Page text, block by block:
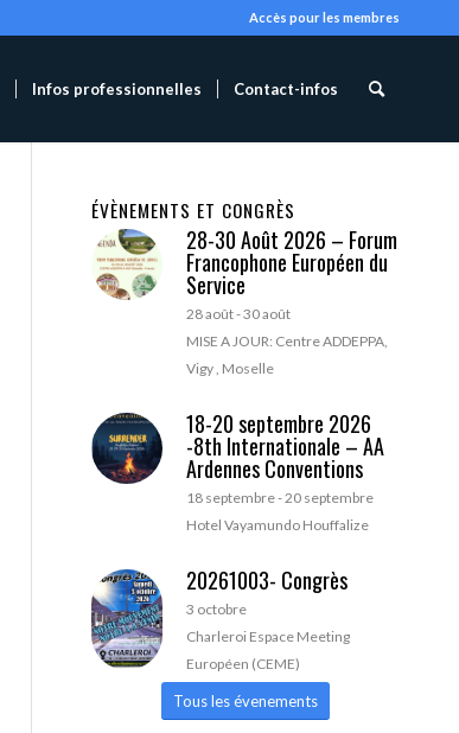
Accès pour les membres
Infos professionnelles Contact-infos
ÉVÈNEMENTS ET CONGRÈS
28-30 Août 2026 – Forum
Francophone Européen du
Service
28 août-30 août
MISE A JOUR: Centre ADDEPPA,
Vigy , Moselle
18-20 septembre 2026
-8th Internationale – AA
Ardennes Conventions
18 septembre-20 septembre
Hotel Vayamundo Houffalize
20261003- Congrès
3 octobre
Charleroi Espace Meeting
Européen (CEME)
Tous les évenements